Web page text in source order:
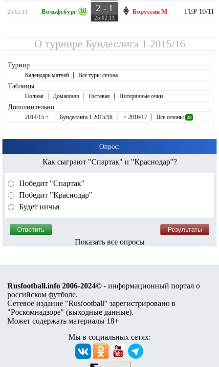
25.02.11 Вольфсбург 2 - 1
25.02.11
Боруссия М ГЕР 10/11
О турнире Бундеслига 1 2015/16
Турнир
Календарь матчей | Все туры сезона
Таблицы
Полная | Домашняя | Гостевая | Потерянные очки
Дополнительно
2014/15 < | Бундеслига 1 2015/16 | > 2016/17 | Все сезоны 28
Опрос:
Как сыграют "Спартак" и "Краснодар"?
Победит "Спартак"
Победит "Краснодар"
Будет ничья
Показать все опросы
Rusfootball.info 2006-2024© - информационный портал о
российском футболе.
Сетевое издание "Rusfootball" зарегистрировано в
"Роскомнадзоре" (выходные данные).
Может содержать материалы 18+
Мы в социальных сетях: